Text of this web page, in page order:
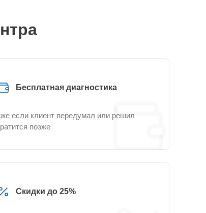
Бесплатная диагностика
если клиент передумал или решил
позже
Скидки до 25%